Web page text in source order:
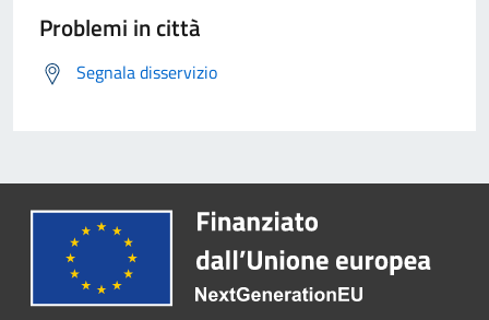
Problemi in città
Segnala disservizio